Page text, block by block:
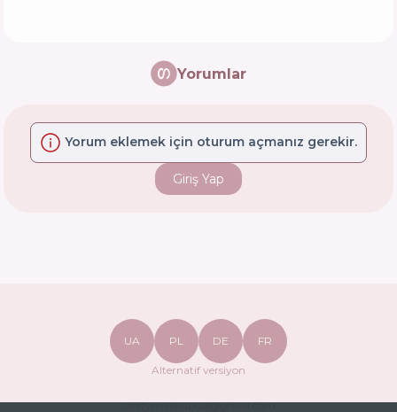
Yorumlar
Yorum eklemek için oturum açmanız gerekir.
Giriş Yap
UA PL DE FR
Alternatif versiyon
safetymakeupua@gmail.com